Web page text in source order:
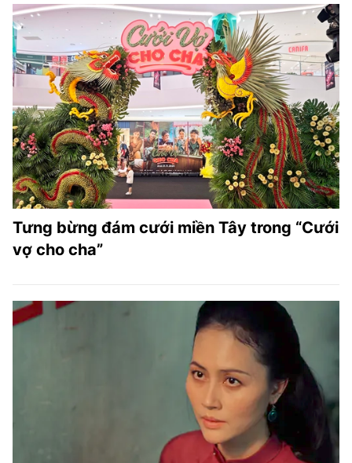
Tưng bừng đám cưới miền Tây trong “Cưới
vợ cho cha”